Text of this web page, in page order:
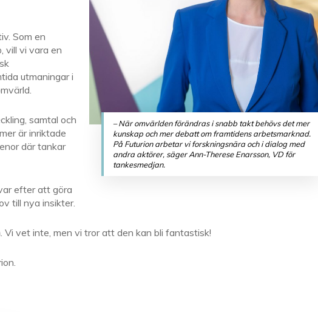
– När omvärlden förändras i snabb takt behövs det mer
kunskap och mer debatt om framtidens arbetsmarknad.
På Futurion arbetar vi forskningsnära och i dialog med
andra aktörer, säger Ann-Therese Enarsson, VD för
tankesmedjan.
Som en
vill vi vara en
utmaningar i
samtal och
är inriktade
där tankar
efter att göra
till nya insikter.
Vi vet inte, men vi tror att den kan bli fantastisk!